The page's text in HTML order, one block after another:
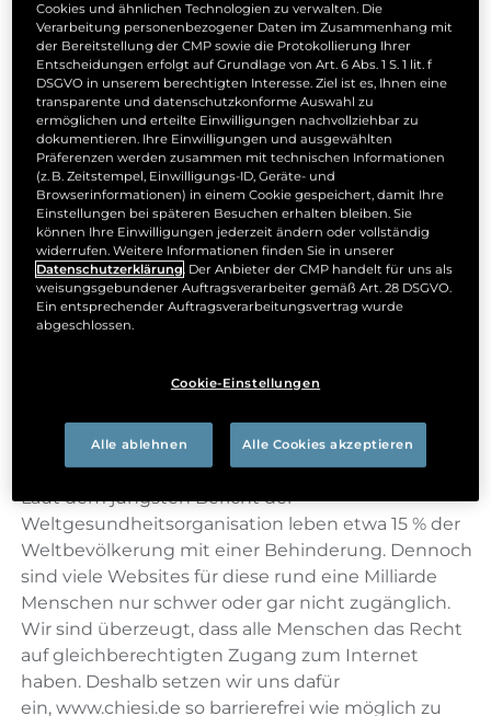
Erklärung zur
Barrierefreiheit
Diese Erklärung zur Barrierefreiheit gilt für die
unter www.copd-alltag.de veröffentlichten
Website der Chiesi GmbH.
Was ist Barrierefreiheit?
Der Begriff Web-Barrierefreiheit bezieht sich auf die
Fähigkeit von Computersystemen, Dienste
bereitzustellen und nutzbare Informationen ohne
Diskriminierung auch für diejenigen zu liefern, die
Einstellungen aufgrund spezifischer
Die Bedeutung der Barrierefreiheit
Laut dem jüngsten Bericht der
Weltgesundheitsorganisation leben etwa 15 % der
Weltbevölkerung mit einer Behinderung. Dennoch
sind viele Websites für diese rund eine Milliarde
Menschen nur schwer oder gar nicht zugänglich.
Wir sind überzeugt, dass alle Menschen das Recht
auf gleichberechtigten Zugang zum Internet
haben. Deshalb setzen wir uns dafür
ein, www.chiesi.de so barrierefrei wie möglich zu
Cookies und ähnlichen Technologien zu verwalten. Die
Verarbeitung personenbezogener Daten im Zusammenhang mit
der Bereitstellung der CMP sowie die Protokollierung Ihrer
Entscheidungen erfolgt auf Grundlage von Art. 6 Abs. 1 S. 1 lit. f
DSGVO in unserem berechtigten Interesse. Ziel ist es, Ihnen eine
transparente und datenschutzkonforme Auswahl zu
ermöglichen und erteilte Einwilligungen nachvollziehbar zu
dokumentieren. Ihre Einwilligungen und ausgewählten
Präferenzen werden zusammen mit technischen Informationen
(z. B. Zeitstempel, Einwilligungs-ID, Geräte- und
Browserinformationen) in einem Cookie gespeichert, damit Ihre
Einstellungen bei späteren Besuchen erhalten bleiben. Sie
können Ihre Einwilligungen jederzeit ändern oder vollständig
widerrufen. Weitere Informationen finden Sie in unserer
Datenschutzerklärung. Der Anbieter der CMP handelt für uns als
weisungsgebundener Auftragsverarbeiter gemäß Art. 28 DSGVO.
Ein entsprechender Auftragsverarbeitungsvertrag wurde
abgeschlossen.
Cookie-Einstellungen
Alle ablehnen Alle Cookies akzeptieren